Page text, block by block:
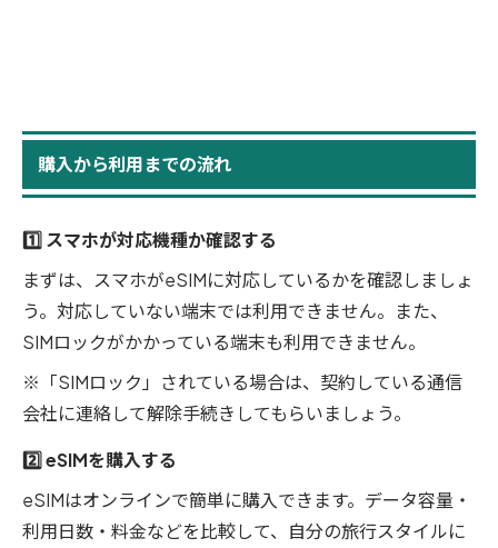
購入から利用までの流れ
1️⃣ スマホが対応機種か確認する
まずは、スマホがeSIMに対応しているかを確認しましょ
う。対応していない端末では利用できません。また、
SIMロックがかかっている端末も利用できません。
※「SIMロック」されている場合は、契約している通信
会社に連絡して解除手続きしてもらいましょう。
2️⃣ eSIMを購入する
eSIMはオンラインで簡単に購入できます。データ容量・
利用日数・料金などを比較して、自分の旅行スタイルに